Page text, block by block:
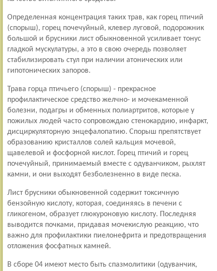
Определенная концентрация таких трав, как горец птичий
(спорыш), горец почечуйный, клевер луговой, подорожник
большой и брусники лист обыкновенной усиливает тонус
гладкой мускулатуры, а это в свою очередь позволяет
стабилизировать стул при наличии атонических или
гипотонических запоров.
Трава горца птичьего (спорыш) - прекрасное
профилактическое средство желчно- и мочекаменной
болезни, подагры и обменных полиартритов, которые у
пожилых людей часто сопровождаю стенокардию, инфаркт,
дисциркуляторную энцефалопатию. Спорыш препятствует
образованию кристаллов солей кальция мочевой,
щавелевой и фосфорной кислот. Горец птичий и горец
почечуйный, принимаемый вместе с одуванчиком, рыхлят
камни, и они выходят безболезненно в виде песка.
Лист брусники обыкновенной содержит токсичную
бензойную кислоту, которая, соединяясь в печени с
гликогеном, образует глюкуроновую кислоту. Последняя
выводится почками, придавая мочекислую реакцию, что
важно для профилактики пиелонефрита и предотвращения
отложения фосфатных камней.
В сборе 04 имеют место быть спазмолитики (одуванчик,